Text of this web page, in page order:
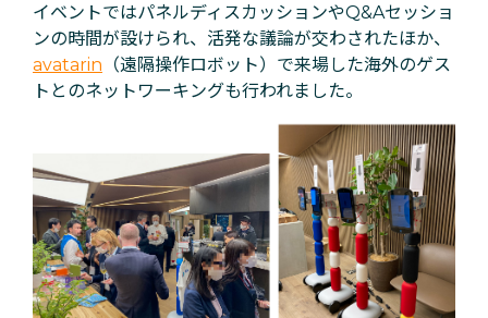
イベントではパネルディスカッションやQ&Aセッショ
ンの時間が設けられ、活発な議論が交わされたほか、
avatarin （遠隔操作ロボット）で来場した海外のゲス
トとのネットワーキングも行われました。